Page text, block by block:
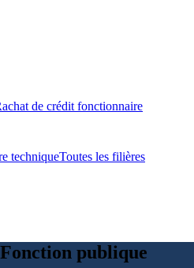
de crédit fonctionnaire
techniqueToutes les filières
publique